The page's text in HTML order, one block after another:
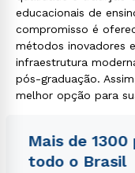
educacionais de
compromisso é
métodos inovadores
infraestrutura
pós-graduação.
melhor opção para
Mais de 1300
todo o Brasil